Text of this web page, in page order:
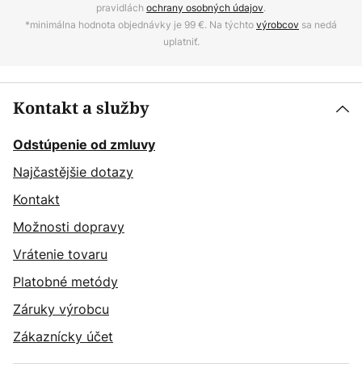
pravidlách ochrany osobných údajov.
*minimálna hodnota objednávky je 99 €. Na týchtovýrobcov sa nedá
uplatniť.
Kontakt a služby
Odstúpenie od zmluvy
Najčastějšie dotazy
Kontakt
Možnosti dopravy
Vrátenie tovaru
Platobné metódy
Záruky výrobcu
Zákaznícky účet